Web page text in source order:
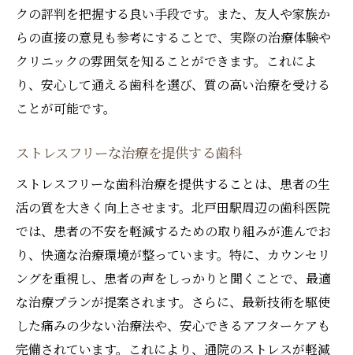
クの評判を把握する良い手段です。また、友人や家族か
らの直接の意見も参考にすることで、実際の治療体験や
クリニックの雰囲気を知ることができます。これによ
り、安心して通える歯科を選び、質の高い治療を受ける
ことが可能です。
ストレスフリーな治療を提供する歯科
ストレスフリーな歯科治療を提供することは、患者の生
活の質を大きく向上させます。北戸田駅周辺の歯科医院
では、患者の不安を軽減するための取り組みが進んでお
り、快適な治療環境が整っています。特に、カウンセリ
ングを重視し、患者の声をしっかりと聞くことで、最適
な治療プランが提案されます。さらに、最新技術を駆使
した痛みの少ない治療法や、安心できるアフターケアも
完備されています。これにより、通院のストレスが軽減